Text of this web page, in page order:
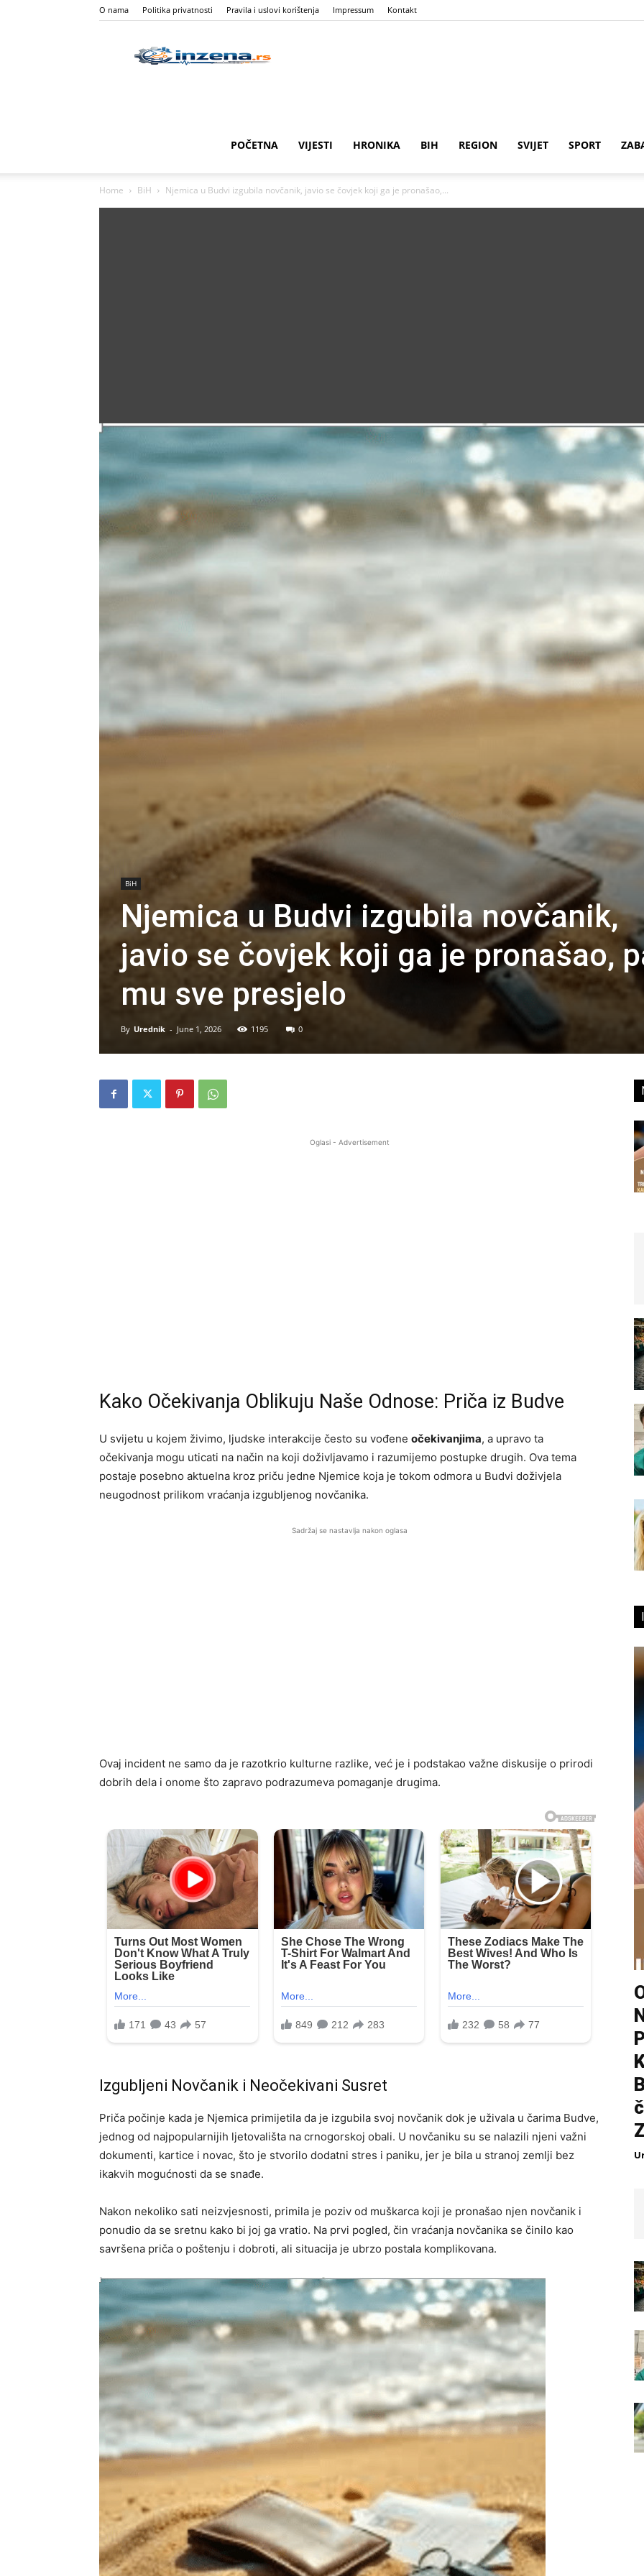
O nama Politika privatnosti Pravila i uslovi korištenja Impressum Kontakt
POČETNA VIJESTI HRONIKA BIH REGION SVIJET SPORT
Home BiH Njemica u Budvi izgubila novčanik, javio se čovjek koji ga je pronašao,...
BiH
Njemica u Budvi izgubila novčanik,
javio se čovjek koji ga je pronašao,
mu sve presjelo
By Urednik - June 1, 2026 1195 0
Oglasi - Advertisement
Kako Očekivanja Oblikuju Naše Odnose: Priča iz Budve
U svijetu u kojem živimo, ljudske interakcije često su vođene očekivanjima, a upravo ta
očekivanja mogu uticati na način na koji doživljavamo i razumijemo postupke drugih. Ova tema
postaje posebno aktuelna kroz priču jedne Njemice koja je tokom odmora u Budvi doživjela
neugodnost prilikom vraćanja izgubljenog novčanika.
Sadržaj se nastavlja nakon oglasa
Ovaj incident ne samo da je razotkrio kulturne razlike, već je i podstakao važne diskusije o prirodi
dobrih dela i onome što zapravo podrazumeva pomaganje drugima.
Izgubljeni Novčanik i Neočekivani Susret
Priča počinje kada je Njemica primijetila da je izgubila svoj novčanik dok je uživala u čarima Budve,
jednog od najpopularnijih ljetovališta na crnogorskoj obali. U novčaniku su se nalazili njeni važni
dokumenti, kartice i novac, što je stvorilo dodatni stres i paniku, jer je bila u stranoj zemlji bez
ikakvih mogućnosti da se snađe.
Nakon nekoliko sati neizvjesnosti, primila je poziv od muškarca koji je pronašao njen novčanik i
ponudio da se sretnu kako bi joj ga vratio. Na prvi pogled, čin vraćanja novčanika se činilo kao
savršena priča o poštenju i dobroti, ali situacija je ubrzo postala komplikovana.